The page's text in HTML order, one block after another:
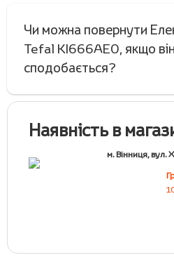
Чи можна повернути
Tefal KI666AE0, якщо
сподобається?
Наявність в
м. Вінниця, вул.